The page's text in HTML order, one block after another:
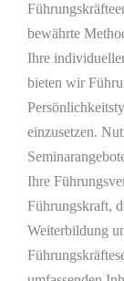
bewährte
Ihre
bieten wir
einzusetzen.
Ihre
Führungskraft,
Weiterbildung